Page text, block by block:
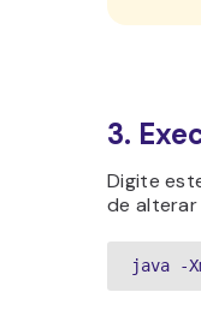
3.
Digite
de alterar
java -